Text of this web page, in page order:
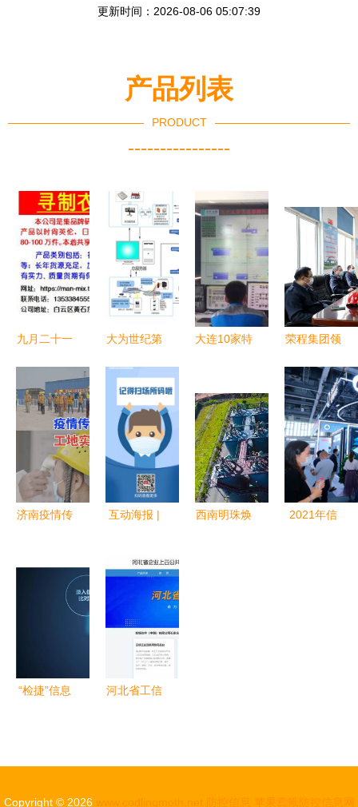
更新时间：2026-08-06 05:07:39
产品列表
PRODUCT
----------------
九月二十一
精选 客户
寻源、厂房
流转与疫情
防控提醒
大为世纪第
息消防宣传
机 智慧赋
能，筑牢火
灾防控信息
屏障
大连10家特
预约及防疫
须知全解析
荣程集团领
公司炼钢
厂，督导检
查生产运行
与疫情防控
工作
济南疫情传
地，防控面
临复杂挑战
互动海报 |
扫“场所
防控下
的“通行
证”与责任
西南明珠焕
2021年信
“检捷”信息
河北省工信
Copyright © 2026 www.codlingmoth.net 防控信息 苹果蠹蛾防控信息网